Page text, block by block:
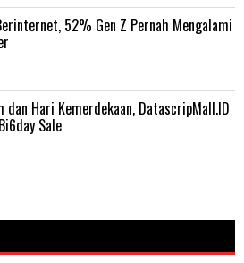
52% Gen Z Pernah Mengalami
dan Hari Kemerdekaan, DatascripMall.ID
Sale